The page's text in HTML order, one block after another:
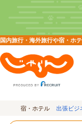
国内旅行・海外旅行や宿・ホ
宿・ホテル 出張ビジ